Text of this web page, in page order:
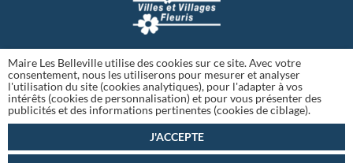
Maire Les Belleville utilise des cookies sur ce site. Avec votre
consentement, nous les utiliserons pour mesurer et analyser
l'utilisation du site (cookies analytiques), pour l'adapter à vos
intérêts (cookies de personnalisation) et pour vous présenter des
publicités et des informations pertinentes (cookies de ciblage).
J'ACCEPTE